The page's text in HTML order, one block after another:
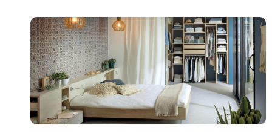
Rechner
Projekte
Shop
Kontakt